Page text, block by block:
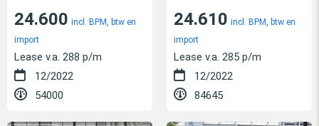
24.600 incl. BPM, btw en
import
Lease v.a. 288 p/m
12/2022
54000
24.610 incl. BPM, btw en
import
Lease v.a. 285 p/m
12/2022
84645